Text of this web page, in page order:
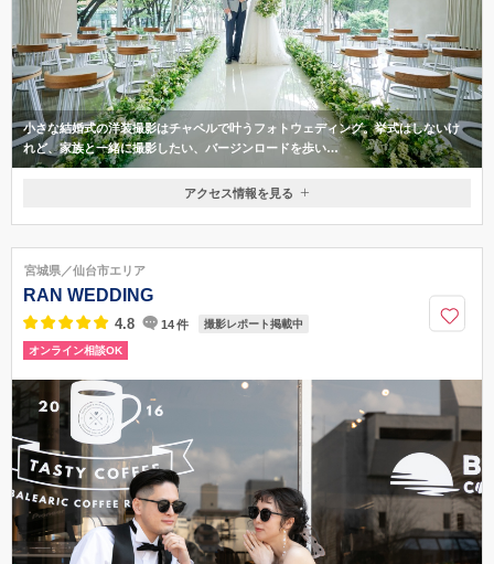
小さな結婚式の洋装撮影はチャペルで叶うフォトウェディング。挙式はしないけ
れど、家族と一緒に撮影したい、バージンロードを歩い…
宮城県仙台市青葉区立町26-20 2F・3F ヴィア定禅寺
北線 「広瀬通駅」 西4～6出口より 徒歩約12分 JR 「仙台駅」 徒歩約20分
アクセス情報を見る
宮城県／仙台市エリア
RAN WEDDING
4.8 14件 撮影レポート掲載中
オンライン相談OK